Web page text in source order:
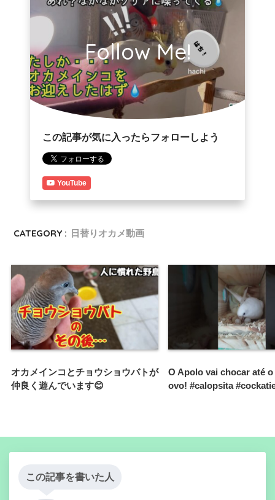
Follow Me!
この記事が気に入ったらフォローしよう
YouTube
CATEGORY : 日替りオカメ動画
オカメインコとチョウショウバトが
仲良く遊んでいます😊
O Apolo vai chocar até
ovo! #calopsita
この記事を書いた人